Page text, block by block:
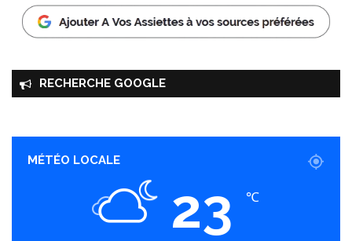
RECHERCHE GOOGLE
MÉTÉO LOCALE
23 ℃